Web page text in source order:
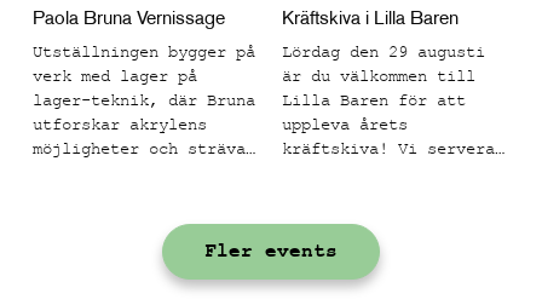
Paola Bruna Vernissage
Utställningen bygger på
verk med lager på
lager-teknik, där Bruna
utforskar akrylens
möjligheter och strävar
Målningarna har en rå
struktur med många
taktila lager och en
kornighet. Efter att
Kräftskiva i Lilla Baren
Lördag den 29 augusti
är du välkommen till
Lilla Baren för att
uppleva årets
kräftskiva! Vi serverar
gräddstekta kantareller
på toast, svenska
signalkräftor med
klassiska tillbehör och
Fler events